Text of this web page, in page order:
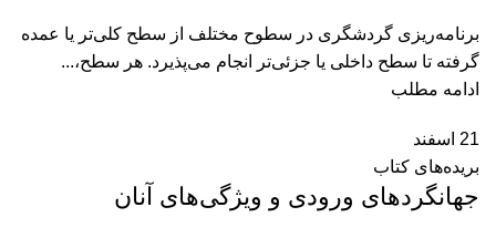
برنامه‌ریزی گردشگری در سطوح مختلف از سطح کلی‌تر یا عمده
گرفته تا سطح داخلی یا جزئی‌تر انجام می‌پذیرد. هر سطح،...
ادامه مطلب
21 اسفند
بریده‌های کتاب
جهانگردهای ورودی و ویژگی‌های آنان